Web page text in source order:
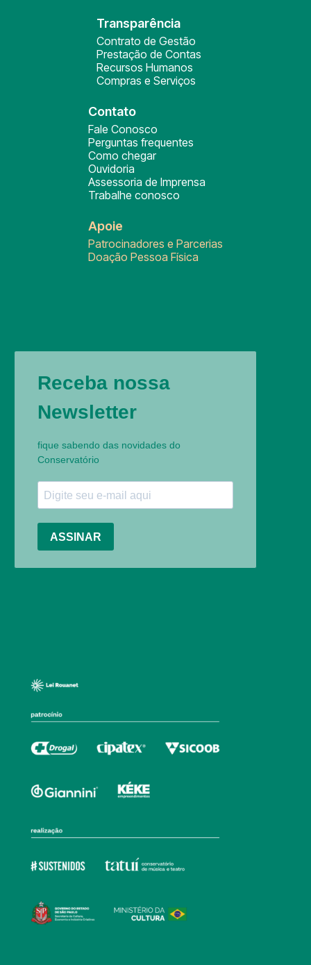
Transparência
Contrato de Gestão
Prestação de Contas
Recursos Humanos
Compras e Serviços
Contato
Fale Conosco
Perguntas frequentes
Como chegar
Ouvidoria
Assessoria de Imprensa
Trabalhe conosco
Apoie
Patrocinadores e Parcerias
Doação Pessoa Física